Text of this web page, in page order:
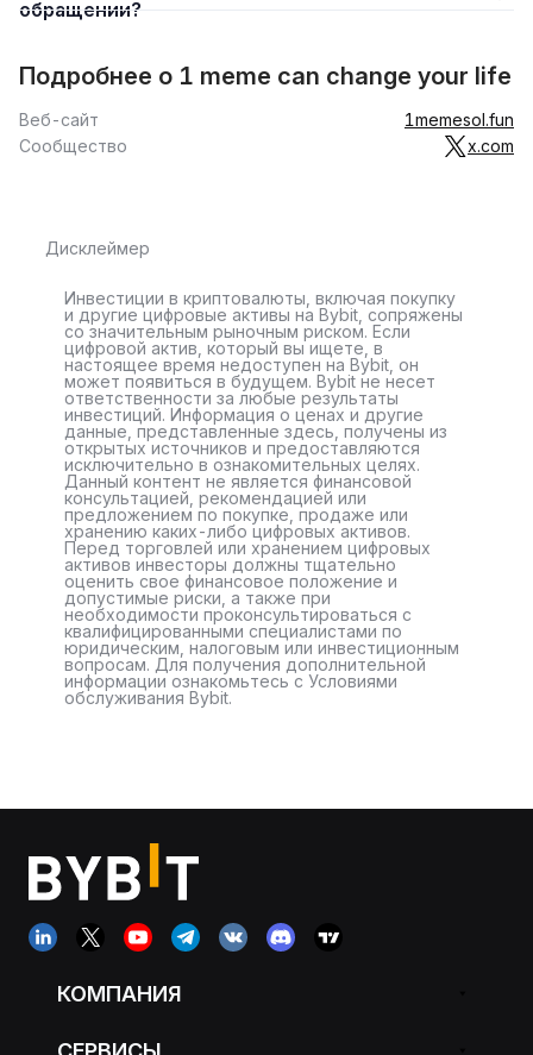
обращении?
Подробнее о 1 meme can change your life
Веб-сайт
1memesol.fun
Сообщество
x.com
Дисклеймер
Инвестиции в криптовалюты, включая покупку
и другие цифровые активы на Bybit, сопряжены
со значительным рыночным риском. Если
цифровой актив, который вы ищете, в
настоящее время недоступен на Bybit, он
может появиться в будущем. Bybit не несет
ответственности за любые результаты
инвестиций. Информация о ценах и другие
данные, представленные здесь, получены из
открытых источников и предоставляются
исключительно в ознакомительных целях.
Данный контент не является финансовой
консультацией, рекомендацией или
предложением по покупке, продаже или
хранению каких-либо цифровых активов.
Перед торговлей или хранением цифровых
активов инвесторы должны тщательно
оценить свое финансовое положение и
допустимые риски, а также при
необходимости проконсультироваться с
квалифицированными специалистами по
юридическим, налоговым или инвестиционным
вопросам. Для получения дополнительной
информации ознакомьтесь с Условиями
обслуживания Bybit.
КОМПАНИЯ